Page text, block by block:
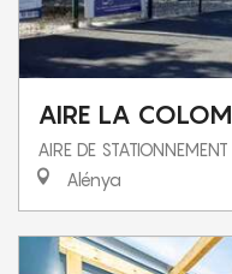
AIRE LA
AIRE DE STATIONNEMENT
Alénya